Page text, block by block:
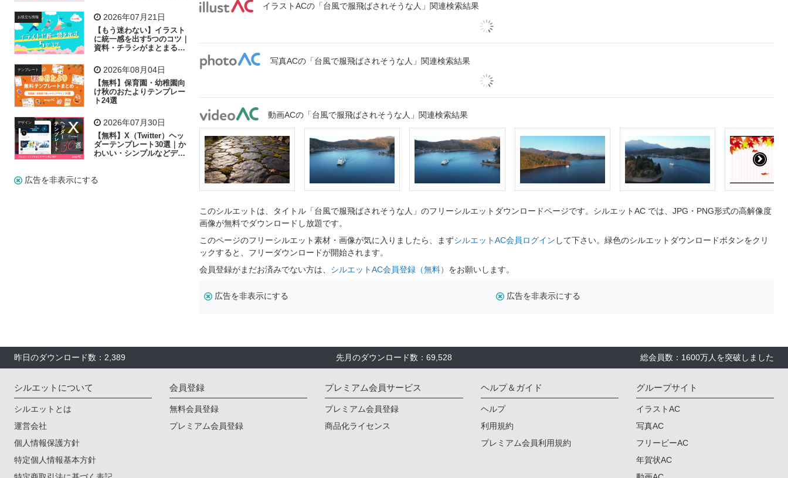
子供 作業員 相談 ピクトグラム
お役立ち情報 2026年07月21日
【もう迷わない】イラスト
に統一感を出す5つのコツ｜
資料・チラシがまとまるフ
テンプレート 2026年08月04日
【無料】保育園・幼稚園向
け秋のおたよりテンプレー
ト24選
デザイン 2026年07月30日
【無料】X（Twitter）ヘッ
ダーテンプレート30選｜か
わいい・シンプルなどデザ
広告を非表示にする
イラストACの「台風で服飛ばされそうな人」関連検索結果
写真ACの「台風で服飛ばされそうな人」関連検索結果
動画ACの「台風で服飛ばされそうな人」関連検索結果
このシルエットは、タイトル「台風で服飛ばされそうな人」のフリーシルエットダウンロードページです。シルエットAC では、JPG・PNG形式の高解像度
画像が無料でダウンロードし放題です。
このページのフリーシルエット素材・画像が気に入りましたら、まずシルエットAC会員ログイン して下さい。緑色のシルエットダウンロードボタンをクリ
ックすると、フリーダウンロードが開始されます。
会員登録がまだお済みでない方は、 シルエットAC会員登録（無料） をお願いします。
広告を非表示にする 広告を非表示にする
昨日のダウンロード数：2,389 先月のダウンロード数：69,528 総会員数：1600万人を突破しました
シルエットについて
シルエットとは
運営会社
個人情報保護方針
特定個人情報基本方針
会員登録
無料会員登録
プレミアム会員登録
プレミアム会員サービス
プレミアム会員登録
商品化ライセンス
ヘルプ＆ガイド
ヘルプ
利用規約
プレミアム会員利用規約
グループサイト
イラストAC
写真AC
フリービーAC
年賀状AC